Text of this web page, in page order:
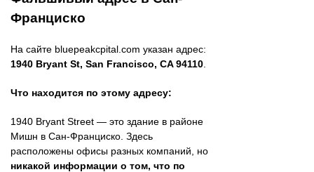
Франциско
На сайте bluepeakcpital.com указан адрес:
1940 Bryant St, San Francisco, CA 94110
Что находится по этому адресу:
1940 Bryant Street — это здание в районе
Мишн в Сан-Франциско. Здесь
расположены офисы разных компаний, но
никакой информации о том, что по